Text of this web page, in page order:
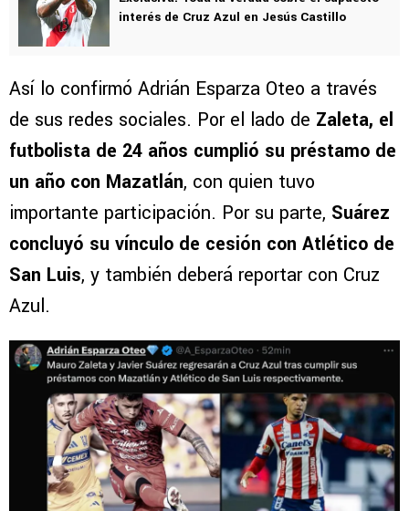
interés de Cruz Azul en Jesús Castillo
Así lo confirmó Adrián Esparza Oteo a través
de sus redes sociales. Por el lado de Zaleta, el
futbolista de 24 años cumplió su préstamo de
un año con Mazatlán, con quien tuvo
importante participación. Por su parte, Suárez
concluyó su vínculo de cesión con Atlético de
San Luis, y también deberá reportar con Cruz
Azul.